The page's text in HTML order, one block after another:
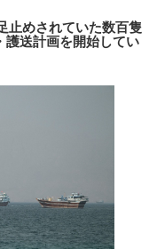
止めされていた数百隻
護送計画を開始してい